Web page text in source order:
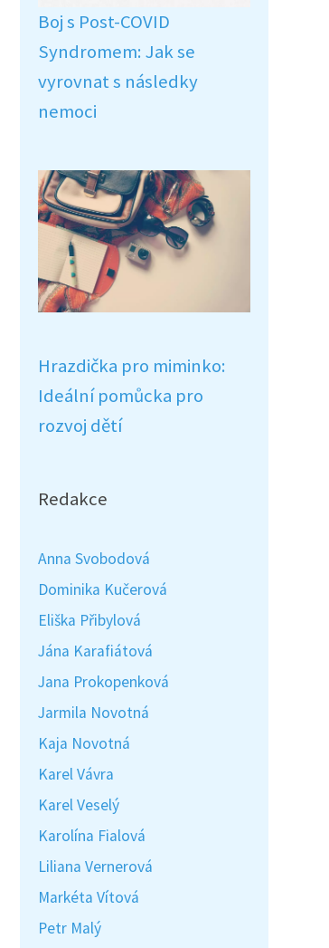
Boj s Post-COVID
Syndromem: Jak se
vyrovnat s následky
nemoci
Hrazdička pro miminko:
Ideální pomůcka pro
rozvoj dětí
Redakce
Anna Svobodová
Dominika Kučerová
Eliška Přibylová
Jána Karafiátová
Jana Prokopenková
Jarmila Novotná
Kaja Novotná
Karel Vávra
Karel Veselý
Karolína Fialová
Liliana Vernerová
Markéta Vítová
Petr Malý